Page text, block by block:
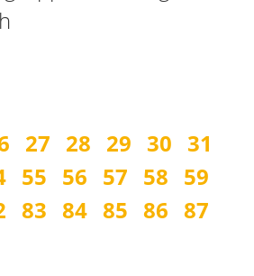
27 28 29 30 31
55 56 57 58 59
83 84 85 86 87